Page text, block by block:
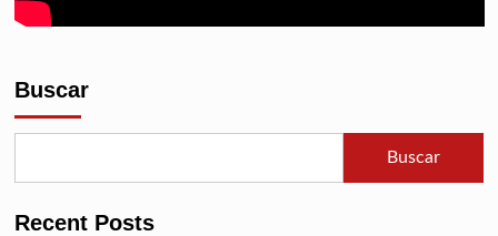
Buscar
Buscar
Recent Posts